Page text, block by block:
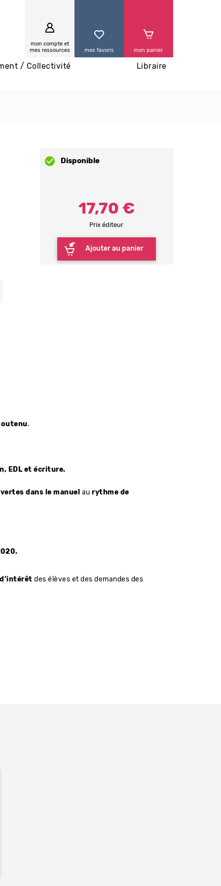
mon compte et
mes ressources
mes favoris mon panier
/ Collectivité Libraire
Disponible
Prix éditeur
17,70 €
Ajouter au panier
.
EDL et écriture.
dans le manuel aurythme de
des élèves et des demandes des